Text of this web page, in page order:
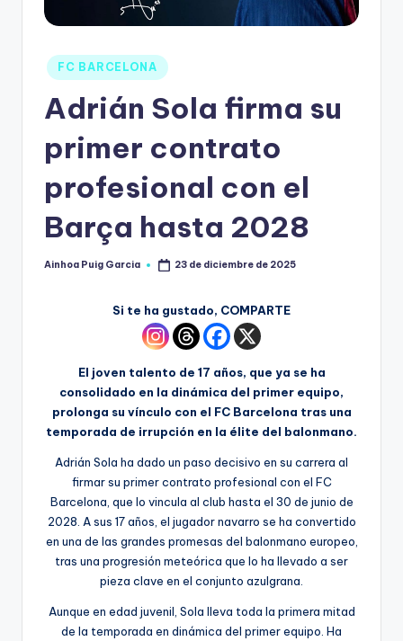
FC BARCELONA
Adrián Sola firma su
primer contrato
profesional con el
Barça hasta 2028
Ainhoa Puig Garcia 23 de diciembre de 2025
Si te ha gustado, COMPARTE
El joven talento de 17 años, que ya se ha
consolidado en la dinámica del primer equipo,
prolonga su vínculo con el FC Barcelona tras una
temporada de irrupción en la élite del balonmano.
Adrián Sola ha dado un paso decisivo en su carrera al
firmar su primer contrato profesional con el FC
Barcelona, que lo vincula al club hasta el 30 de junio de
2028. A sus 17 años, el jugador navarro se ha convertido
en una de las grandes promesas del balonmano europeo,
tras una progresión meteórica que lo ha llevado a ser
pieza clave en el conjunto azulgrana.
Aunque en edad juvenil, Sola lleva toda la primera mitad
de la temporada en dinámica del primer equipo. Ha